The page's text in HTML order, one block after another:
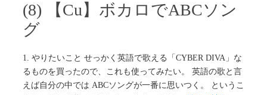
(8) 【Cu】ボカロでABCソン
グ
1. やりたいこと せっかく英語で歌える「CYBER DIVA」な
るものを買ったので、これも使ってみたい。 英語の歌と言
えば自分の中では ABCソングが一番に思いつく。 というこ